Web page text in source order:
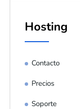
Hosting
Contacto
Precios
Soporte